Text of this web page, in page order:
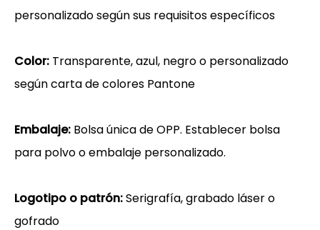
personalizado según sus requisitos específicos
Color: Transparente, azul, negro o personalizado
según carta de colores Pantone
Embalaje: Bolsa única de OPP. Establecer bolsa
para polvo o embalaje personalizado.
Logotipo o patrón:Serigrafía, grabado láser o
gofrado